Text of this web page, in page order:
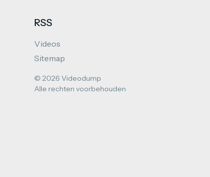
RSS
Videos
Sitemap
© 2026 Videodump
Alle rechten voorbehouden